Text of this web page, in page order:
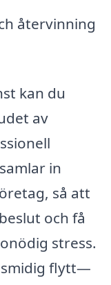
återvinning
kan du
av
in
så att
och få
stress.
smidig flytt—